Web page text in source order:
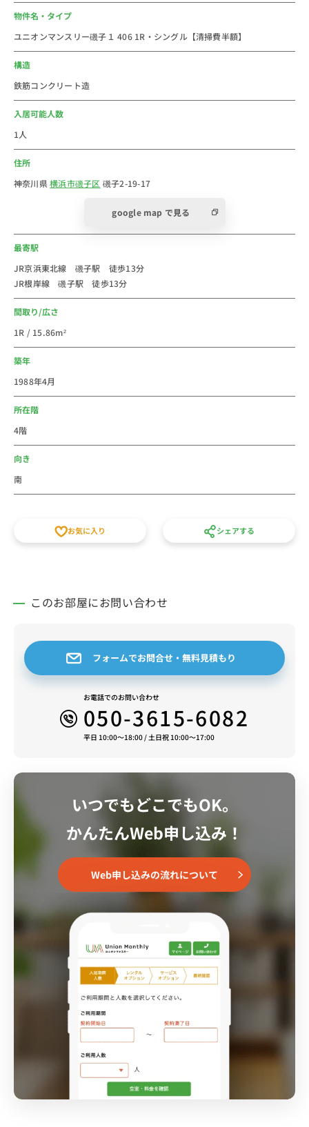
ションです。
駅周辺が整備されていて比較的キレイな街並みが続く磯
横浜の中心地にも近く、観光エリアに行きやすい場所で
コンビニが複数点在していて買い物しやすく、新杉田公
法人のご利用は社宅・寮からの切替で経費削減が出来る
かもしれません。
新人研修や出張にもご利用しやすいエリアです。
個人での初めての社会人の一人暮らしなどに、家具家電
付き短期賃貸マンションの格安ウィークリー・マンスリ
ーマンションとしてご利用ください。
スタッフ一同皆様のご予約をお待ちしております。
物件名・タイプ
ユニオンマンスリー磯子１ 406 1R・シングル【清掃費半額】
構造
鉄筋コンクリート造
入居可能人数
1人
住所
神奈川県横浜市磯子区 磯子2-19-17
google map で見る
最寄駅
JR京浜東北線 磯子駅 徒歩13分
JR根岸線 磯子駅 徒歩13分
間取り/広さ
1R / 15.86m²
築年
1988年4月
所在階
4階
向き
南
お気に入り シェアする
このお部屋にお問い合わせ
フォームでお問合せ・無料見積もり
お電話でのお問い合わせ
050-3615-6082
平日 10:00～18:00 / 土日祝 10:00～17:00
いつでもどこでもOK。
かんたんWeb申し込み！
Web申し込みの流れについて